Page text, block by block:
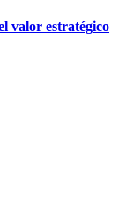
valor estratégico